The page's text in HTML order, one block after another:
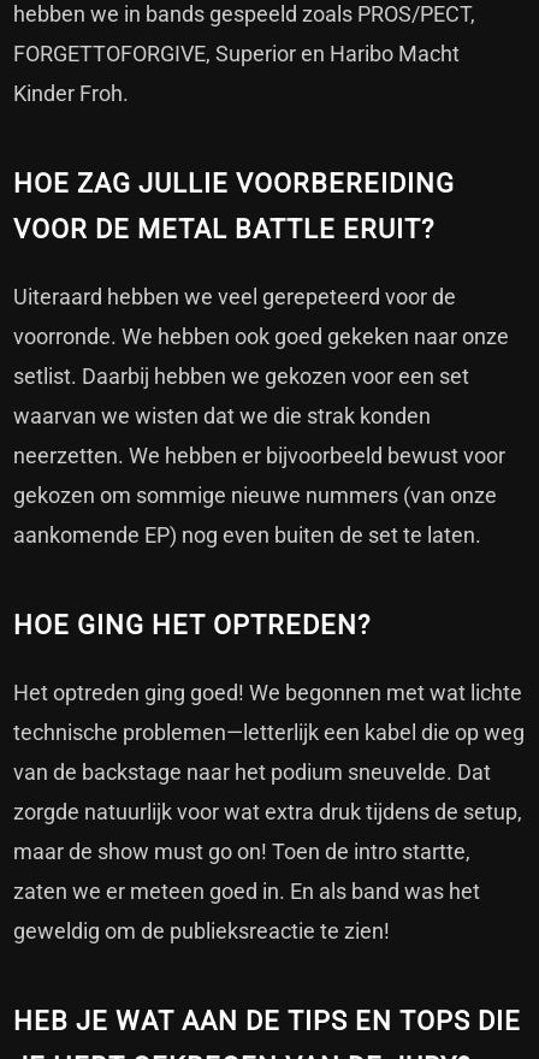
hebben we in bands gespeeld zoals PROS/PECT,
FORGETTOFORGIVE, Superior en Haribo Macht
Kinder Froh.
HOE ZAG JULLIE VOORBEREIDING
VOOR DE METAL BATTLE ERUIT?
Uiteraard hebben we veel gerepeteerd voor de
voorronde. We hebben ook goed gekeken naar onze
setlist. Daarbij hebben we gekozen voor een set
waarvan we wisten dat we die strak konden
neerzetten. We hebben er bijvoorbeeld bewust voor
gekozen om sommige nieuwe nummers (van onze
aankomende EP) nog even buiten de set te laten.
HOE GING HET OPTREDEN?
Het optreden ging goed! We begonnen met wat lichte
technische problemen—letterlijk een kabel die op weg
van de backstage naar het podium sneuvelde. Dat
zorgde natuurlijk voor wat extra druk tijdens de setup,
maar de show must go on! Toen de intro startte,
zaten we er meteen goed in. En als band was het
geweldig om de publieksreactie te zien!
HEB JE WAT AAN DE TIPS EN TOPS DIE